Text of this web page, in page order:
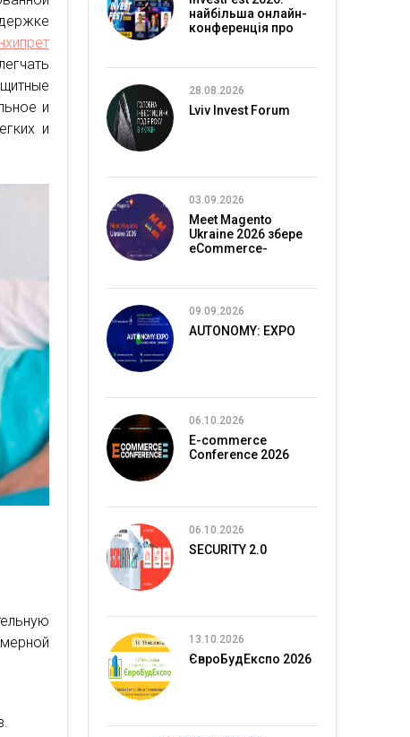
и
и
найбільша онлайн-
конференція про
28.08.2026
Lviv Invest Forum
03.09.2026
Meet Magento
Ukraine 2026 збере
eCommerce-
09.09.2026
AUTONOMY: EXPO
06.10.2026
E-commerce
Conference 2026
06.10.2026
SECURITY 2.0
13.10.2026
ЄвроБудЕкспо 2026